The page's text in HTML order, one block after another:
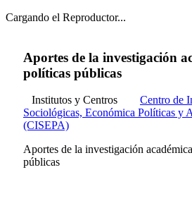
Cargando el Reproductor...
Aportes de la investigación
políticas públicas
Institutos y Centros
Centro de
Sociológicas, Económica Políticas y
(CISEPA)
Aportes de la investigación
públicas